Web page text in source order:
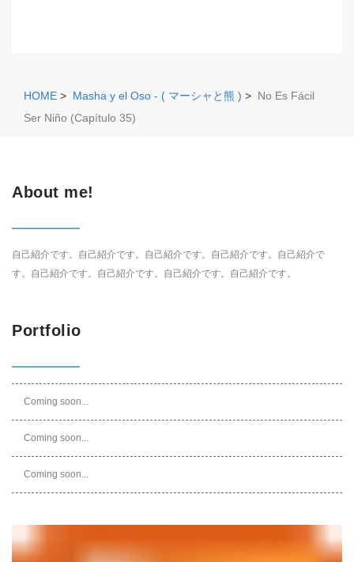
HOME > Masha y el Oso - ( マーシャと熊 ) > No Es Fácil
Ser Niño (Capítulo 35)
About me!
自己紹介です。自己紹介です。自己紹介です。自己紹介です。自己紹介で
す。自己紹介です。自己紹介です。自己紹介です。自己紹介です。
Portfolio
Coming soon...
Coming soon...
Coming soon...